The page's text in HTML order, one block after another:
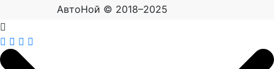
АвтоНой © 2018–2025